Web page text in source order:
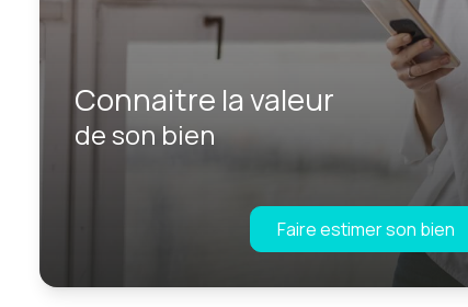
Connaitre la valeur
de son bien
Faire estimer son bien